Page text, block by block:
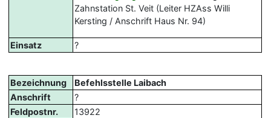
Zahnstation St. Veit (Leiter HZAss Willi
Kersting / Anschrift Haus Nr. 94)
Einsatz ?
Bezeichnung
Befehlsstelle Laibach
Anschrift
?
Feldpostnr.
13922